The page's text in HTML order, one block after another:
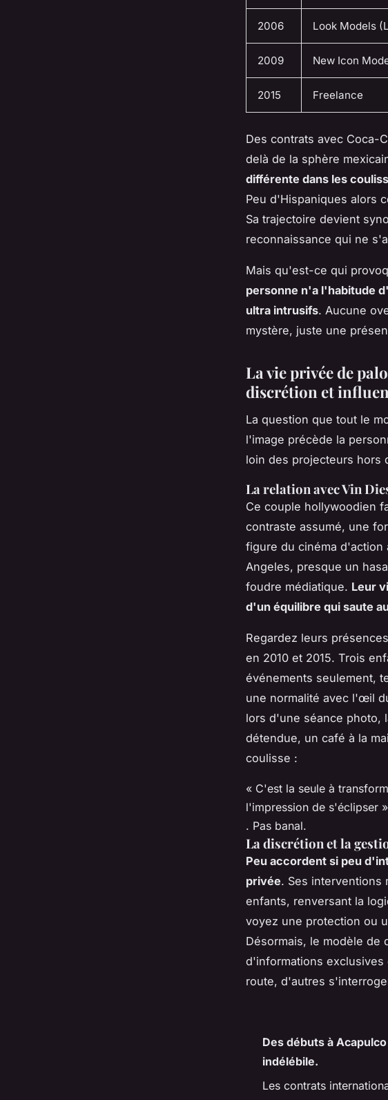
2006 Look Models
2009 New Icon
2015 Freelance
Des contrats avec Coca-
delà de la sphère
différente dans les
Peu d'Hispaniques alors
Sa trajectoire devient
reconnaissance qui ne
Mais qu'est-ce qui
personne n'a l'habitude
ultra intrusifs. Aucune
mystère, juste une
La vie privée de
discrétion et
La question que tout le
l'image précède la
loin des projecteurs hors
La relation avec Vin
Ce couple hollywoodien
contraste assumé, une
figure du cinéma d'action
Angeles, presque un
foudre médiatique. Leur
d'un équilibre qui saute
Regardez leurs
en 2010 et 2015. Trois
événements seulement,
une normalité avec l'œil
lors d'une séance photo,
détendue, un café à la
coulisse :
« C'est la seule à
l'impression de s'éclipser »
. Pas banal.
La discrétion et la
Peu accordent si peu
privée. Ses interventions
enfants, renversant la
voyez une protection ou
Désormais, le modèle de
d'informations exclusives
route, d'autres
Des débuts à
indélébile.
Les contrats